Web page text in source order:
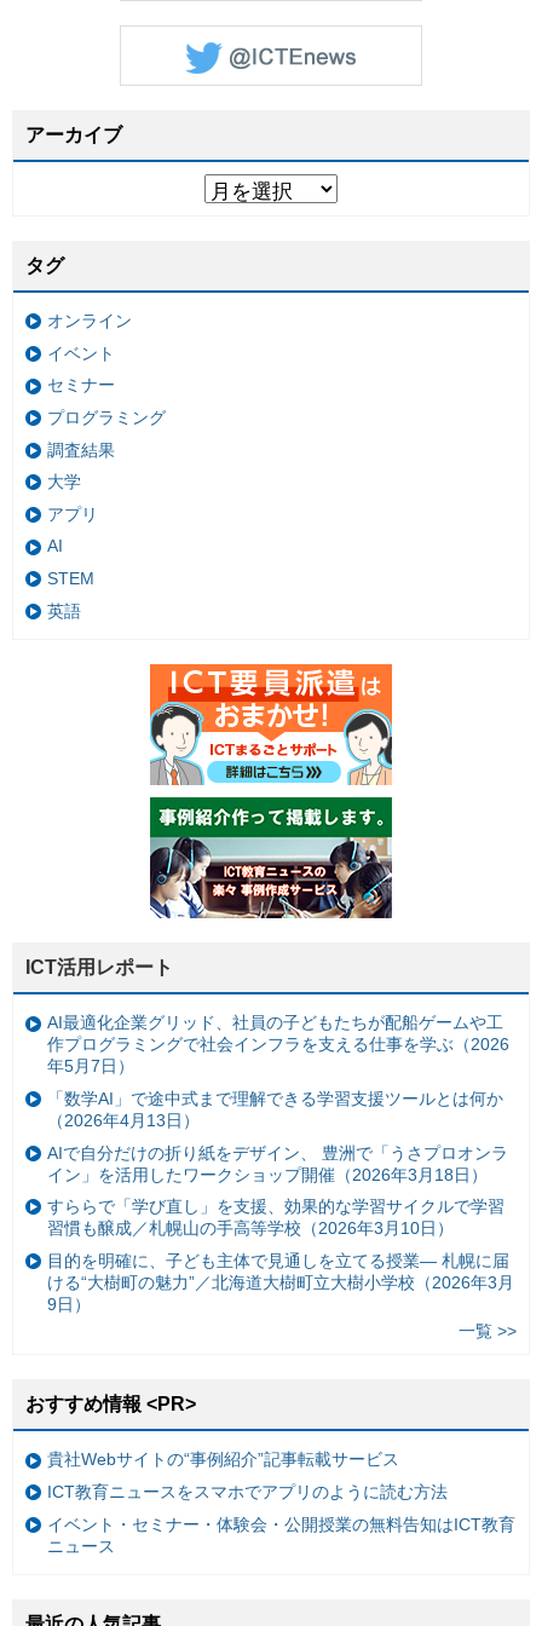
アーカイブ
タグ
オンライン
イベント
セミナー
プログラミング
調査結果
大学
アプリ
AI
STEM
英語
ICT活用レポート
AI最適化企業グリッド、社員の子どもたちが配船ゲームや工
作プログラミングで社会インフラを支える仕事を学ぶ（2026
年5月7日）
「数学AI」で途中式まで理解できる学習支援ツールとは何か
（2026年4月13日）
AIで自分だけの折り紙をデザイン、 豊洲で「うさプロオンラ
イン」を活用したワークショップ開催（2026年3月18日）
すららで「学び直し」を支援、効果的な学習サイクルで学習
習慣も醸成／札幌山の手高等学校（2026年3月10日）
目的を明確に、子ども主体で見通しを立てる授業— 札幌に届
ける“大樹町の魅力”／北海道大樹町立大樹小学校（2026年3月
9日）
一覧 >>
おすすめ情報 <PR>
貴社Webサイトの“事例紹介”記事転載サービス
ICT教育ニュースをスマホでアプリのように読む方法
イベント・セミナー・体験会・公開授業の無料告知はICT教育
ニュース